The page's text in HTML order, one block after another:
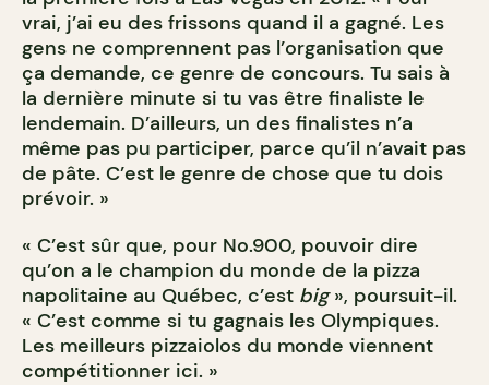
vrai, j’ai eu des frissons quand il a gagné. Les
gens ne comprennent pas l’organisation que
ça demande, ce genre de concours. Tu sais à
la dernière minute si tu vas être finaliste le
lendemain. D’ailleurs, un des finalistes n’a
même pas pu participer, parce qu’il n’avait pas
de pâte. C’est le genre de chose que tu dois
prévoir. »
« C’est sûr que, pour No.900, pouvoir dire
qu’on a le champion du monde de la pizza
napolitaine au Québec, c’est big», poursuit-il.
« C’est comme si tu gagnais les Olympiques.
Les meilleurs pizzaiolos du monde viennent
compétitionner ici. »